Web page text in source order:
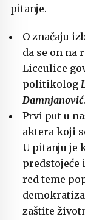
pitanje.
O značaju
da se on na
Liceulice
politikolog
Damnjanović.
Prvi put u
aktera koji
U pitanju je
predstojeće
red teme
zaštite